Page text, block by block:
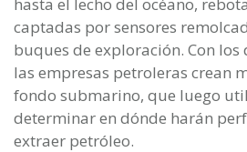
captadas por sensores
buques de exploración. Con los
las empresas petroleras crean
fondo submarino, que luego
determinar en dónde harán
extraer petróleo.